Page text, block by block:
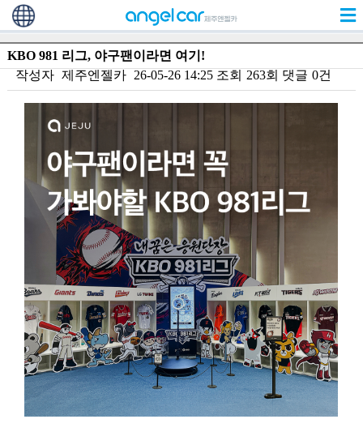
KBO 981 리그, 야구팬이라면 여기!
작성자 제주엔젤카 26-05-26 14:25조회 263회 댓글 0건